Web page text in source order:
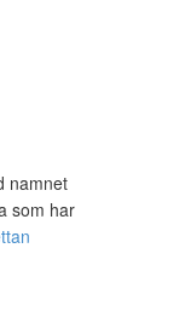
namnet
som har